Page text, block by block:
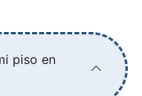
piso en